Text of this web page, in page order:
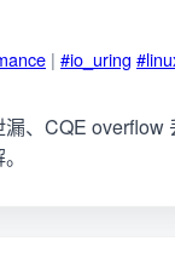
| #io_uring
漏、CQE